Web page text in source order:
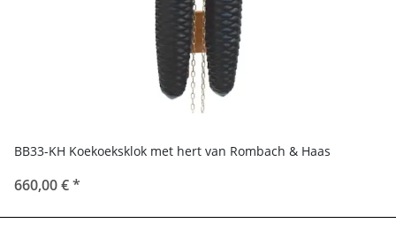
BB33-KH Koekoeksklok met hert van Rombach & Haas
660,00 €*